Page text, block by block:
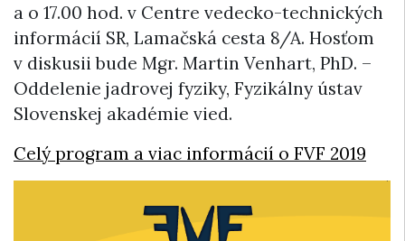
a o 17.00 hod. v Centre vedecko-technických
informácií SR, Lamačská cesta 8/A. Hosťom
v diskusii bude Mgr. Martin Venhart, PhD. –
Oddelenie jadrovej fyziky, Fyzikálny ústav
Slovenskej akadémie vied.
Celý program a viac informácií o FVF 2019